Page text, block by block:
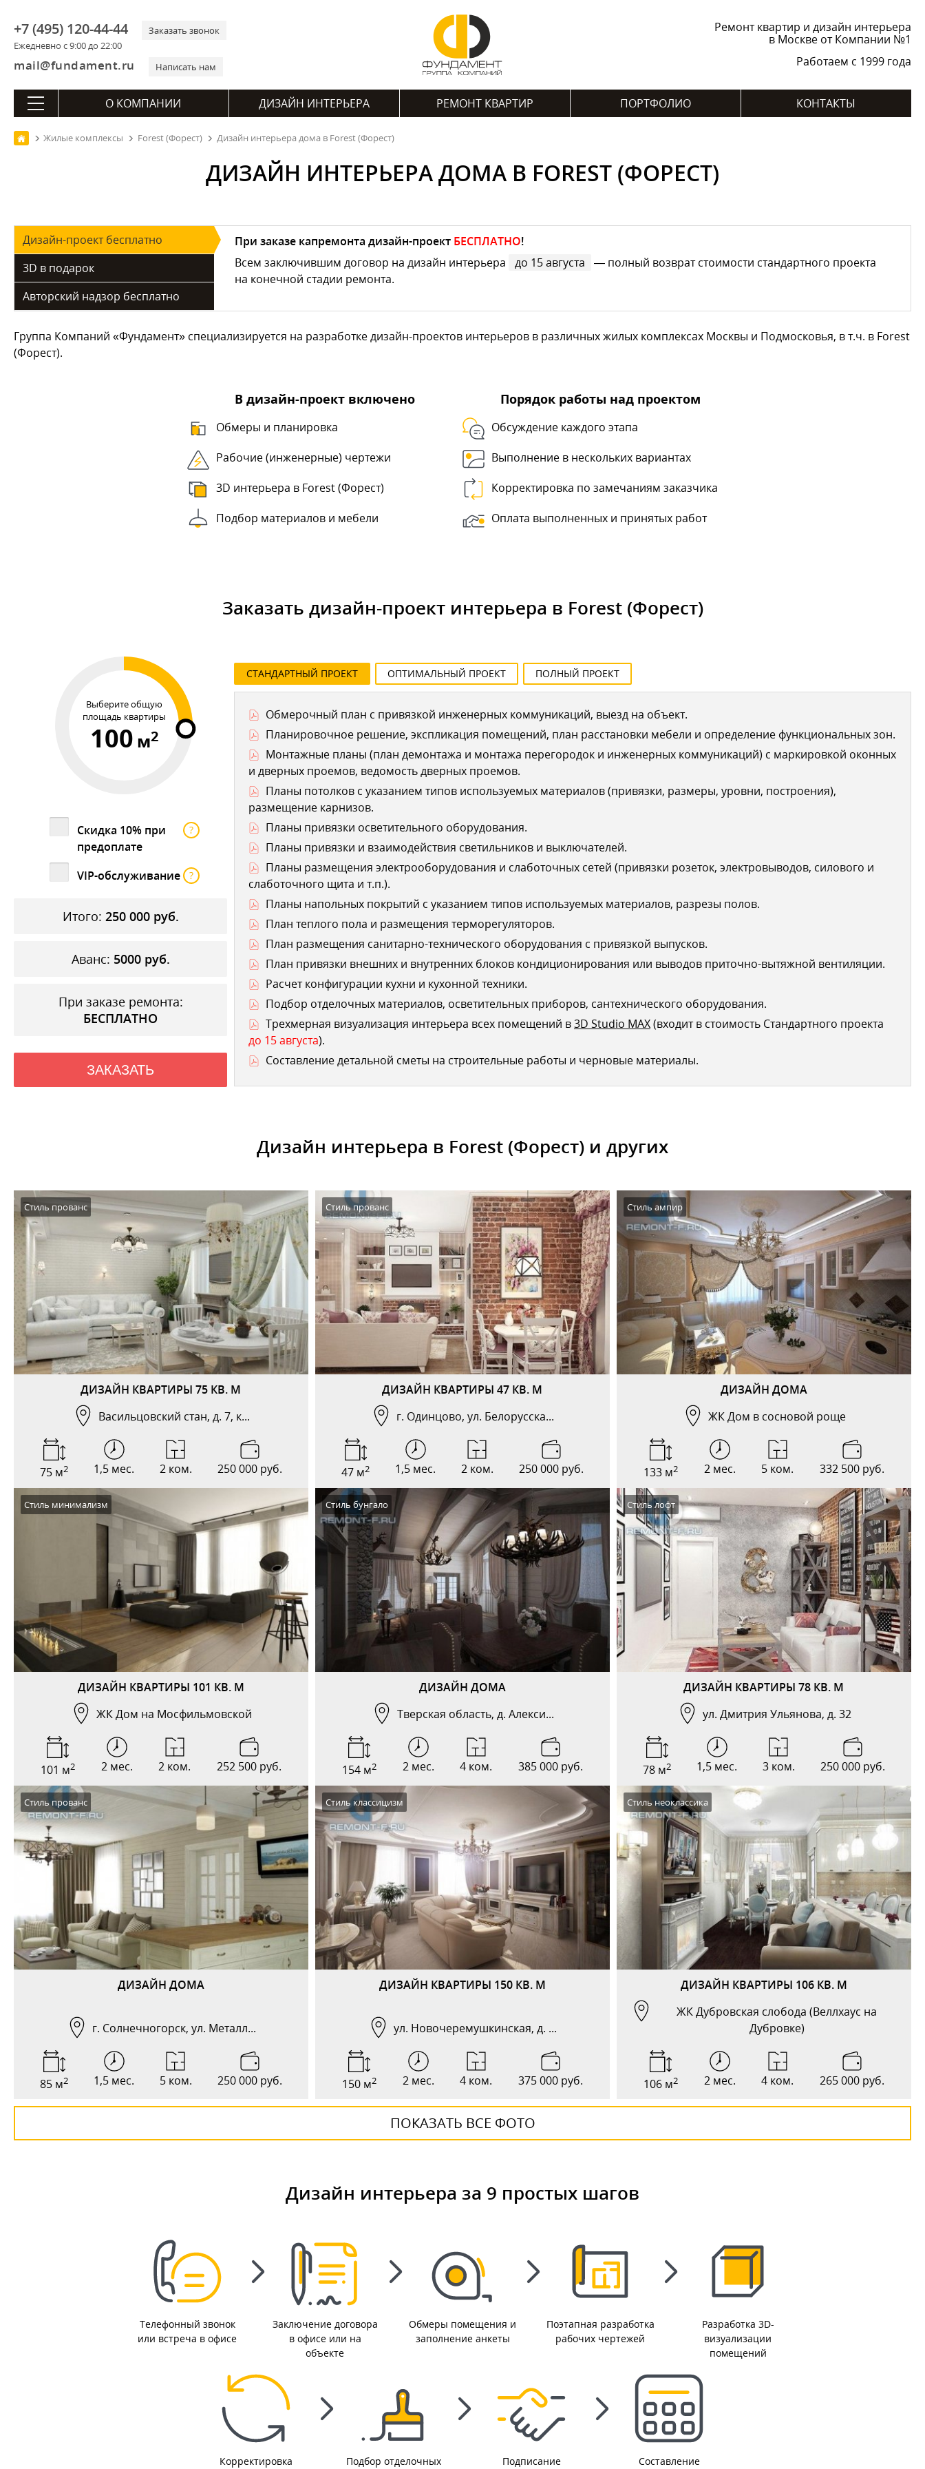
+7 (495) 120-44-44
Ежедневно с 9:00 до 22:00
Заказать звонок
mail@fundament.ru Написать нам
Ремонт квартир и дизайн интерьера
в Москве от Компании №1
Работаем с 1999 года
О КОМПАНИИ ДИЗАЙН ИНТЕРЬЕРА РЕМОНТ КВАРТИР ПОРТФОЛИО КОНТАКТЫ
Жилые комплексы Forest (Форест) Дизайн интерьера дома в Forest (Форест)
ДИЗАЙН ИНТЕРЬЕРА ДОМА В FOREST (ФОРЕСТ)
Дизайн-проект бесплатно
3D в подарок
Авторский надзор бесплатно
При заказе капремонта дизайн-проект БЕСПЛАТНО!
Всем заключившим договор на дизайн интерьера
до 15 августа
— полный возврат стоимости стандартного проекта
на конечной стадии ремонта.
Группа Компаний «Фундамент» специализируется на разработке дизайн-проектов интерьеров в различных жилых комплексах Москвы и Подмосковья, в т.ч. в Forest
(Форест).
В дизайн-проект включено
Обмеры и планировка
Рабочие (инженерные) чертежи
3D интерьера в Forest (Форест)
Подбор материалов и мебели
Порядок работы над проектом
Обсуждение каждого этапа
Выполнение в нескольких вариантах
Корректировка по замечаниям заказчика
Оплата выполненных и принятых работ
Заказать дизайн-проект интерьера в Forest (Форест)
Выберите общую
площадь квартиры
100 м2
Скидка 10% при
предоплате
?
VIP-обслуживание ?
Итого: 250 000 руб.
Аванс: 5000 руб.
При заказе ремонта:
БЕСПЛАТНО
ЗАКАЗАТЬ
СТАНДАРТНЫЙ ПРОЕКТ ОПТИМАЛЬНЫЙ ПРОЕКТ ПОЛНЫЙ ПРОЕКТ
Обмерочный план с привязкой инженерных коммуникаций, выезд на объект.
Планировочное решение, экспликация помещений, план расстановки мебели и определение функциональных зон.
Монтажные планы (план демонтажа и монтажа перегородок и инженерных коммуникаций) с маркировкой оконных
и дверных проемов, ведомость дверных проемов.
Планы потолков с указанием типов используемых материалов (привязки, размеры, уровни, построения),
размещение карнизов.
Планы привязки осветительного оборудования.
Планы привязки и взаимодействия светильников и выключателей.
Планы размещения электрооборудования и слаботочных сетей (привязки розеток, электровыводов, силового и
слаботочного щита и т.п.).
Планы напольных покрытий с указанием типов используемых материалов, разрезы полов.
План теплого пола и размещения терморегуляторов.
План размещения санитарно-технического оборудования с привязкой выпусков.
План привязки внешних и внутренних блоков кондиционирования или выводов приточно-вытяжной вентиляции.
Расчет конфигурации кухни и кухонной техники.
Подбор отделочных материалов, осветительных приборов, сантехнического оборудования.
Трехмерная визуализация интерьера всех помещений в3D Studio MAX(входит в стоимость Стандартного проекта
до 15 августа).
Составление детальной сметы на строительные работы и черновые материалы.
Дизайн интерьера в Forest (Форест) и других
ДИЗАЙН КВАРТИРЫ 75 КВ. М
Васильцовский стан, д. 7, к...
Стиль прованс
75 м2 1,5 мес. 2 ком. 250 000 руб.
ДИЗАЙН КВАРТИРЫ 47 КВ. М
г. Одинцово, ул. Белорусска...
Стиль прованс
47 м2 1,5 мес. 2 ком. 250 000 руб.
ДИЗАЙН ДОМА
ЖК Дом в сосновой роще
Стиль ампир
133 м2 2 мес. 5 ком. 332 500 руб.
ДИЗАЙН КВАРТИРЫ 101 КВ. М
ЖК Дом на Мосфильмовской
Стиль минимализм
101 м2 2 мес. 2 ком. 252 500 руб.
ДИЗАЙН ДОМА
Тверская область, д. Алекси...
Стиль бунгало
154 м2 2 мес. 4 ком. 385 000 руб.
ДИЗАЙН КВАРТИРЫ 78 КВ. М
ул. Дмитрия Ульянова, д. 32
Стиль лофт
78 м2 1,5 мес. 3 ком. 250 000 руб.
ДИЗАЙН ДОМА
г. Солнечногорск, ул. Металл...
Стиль прованс
85 м2 1,5 мес. 5 ком. 250 000 руб.
ДИЗАЙН КВАРТИРЫ 150 КВ. М
ул. Новочеремушкинская, д. ...
Стиль классицизм
150 м2 2 мес. 4 ком. 375 000 руб.
ДИЗАЙН КВАРТИРЫ 106 КВ. М
ЖК Дубровская слобода (Веллхаус на
Дубровке)
Стиль неоклассика
106 м2 2 мес. 4 ком. 265 000 руб.
ПОКАЗАТЬ ВСЕ ФОТО
Дизайн интерьера за 9 простых шагов
Телефонный звонок
или встреча в офисе
Заключение договора
в офисе или на
объекте
Обмеры помещения и
заполнение анкеты
Поэтапная разработка
рабочих чертежей
Разработка 3D-
визуализации
помещений
Корректировка Подбор отделочных Подписание Составление